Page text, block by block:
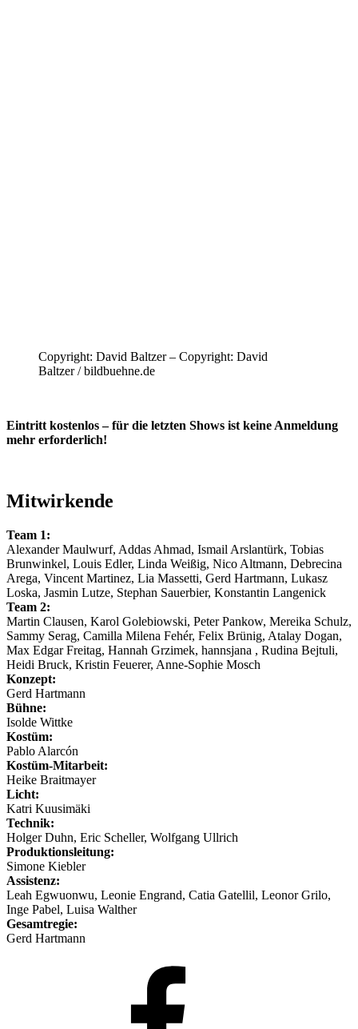
Copyright: David Baltzer – Copyright: David
Baltzer / bildbuehne.de
Eintritt kostenlos – für die letzten Shows ist keine Anmeldung
mehr erforderlich!
Mitwirkende
Team 1:
Alexander Maulwurf, Addas Ahmad, Ismail Arslantürk, Tobias
Brunwinkel, Louis Edler, Linda Weißig, Nico Altmann, Debrecina
Arega, Vincent Martinez, Lia Massetti, Gerd Hartmann, Lukasz
Loska, Jasmin Lutze, Stephan Sauerbier, Konstantin Langenick
Team 2:
Martin Clausen, Karol Golebiowski, Peter Pankow, Mereika Schulz,
Sammy Serag, Camilla Milena Fehér, Felix Brünig, Atalay Dogan,
Max Edgar Freitag, Hannah Grzimek, hannsjana , Rudina Bejtuli,
Heidi Bruck, Kristin Feuerer, Anne-Sophie Mosch
Konzept:
Gerd Hartmann
Bühne:
Isolde Wittke
Kostüm:
Pablo Alarcón
Kostüm-Mitarbeit:
Heike Braitmayer
Licht:
Katri Kuusimäki
Technik:
Holger Duhn, Eric Scheller, Wolfgang Ullrich
Produktionsleitung:
Simone Kiebler
Assistenz:
Leah Egwuonwu, Leonie Engrand, Catia Gatellil, Leonor Grilo,
Inge Pabel, Luisa Walther
Gesamtregie:
Gerd Hartmann